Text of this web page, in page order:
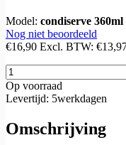
Model: condiserve 360ml
Nog niet beoordeeld
€16,90 Excl. BTW:
Op voorraad
Levertijd: 5werkdagen
Omschrijving